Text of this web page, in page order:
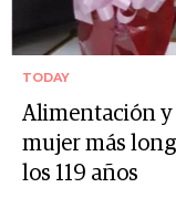
TODAY
Alimentación y
mujer más
los 119 años